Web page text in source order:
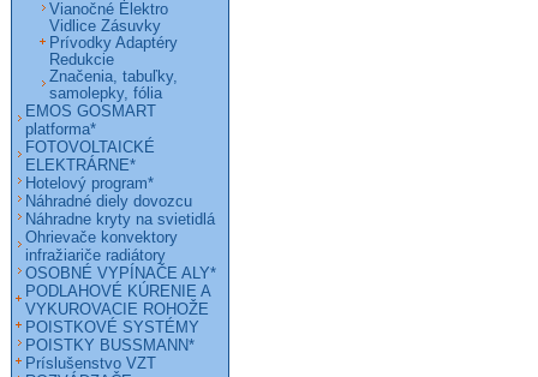
Vianočné Elektro
Vidlice Zásuvky
Prívodky Adaptéry
Redukcie
Značenia, tabuľky,
samolepky, fólia
EMOS GOSMART
platforma*
FOTOVOLTAICKÉ
ELEKTRÁRNE*
Hotelový program*
Náhradné diely dovozcu
Náhradne kryty na svietidlá
Ohrievače konvektory
infražiariče radiátory
OSOBNÉ VYPÍNAČE ALY*
PODLAHOVÉ KÚRENIE A
VYKUROVACIE ROHOŽE
POISTKOVÉ SYSTÉMY
POISTKY BUSSMANN*
Príslušenstvo VZT